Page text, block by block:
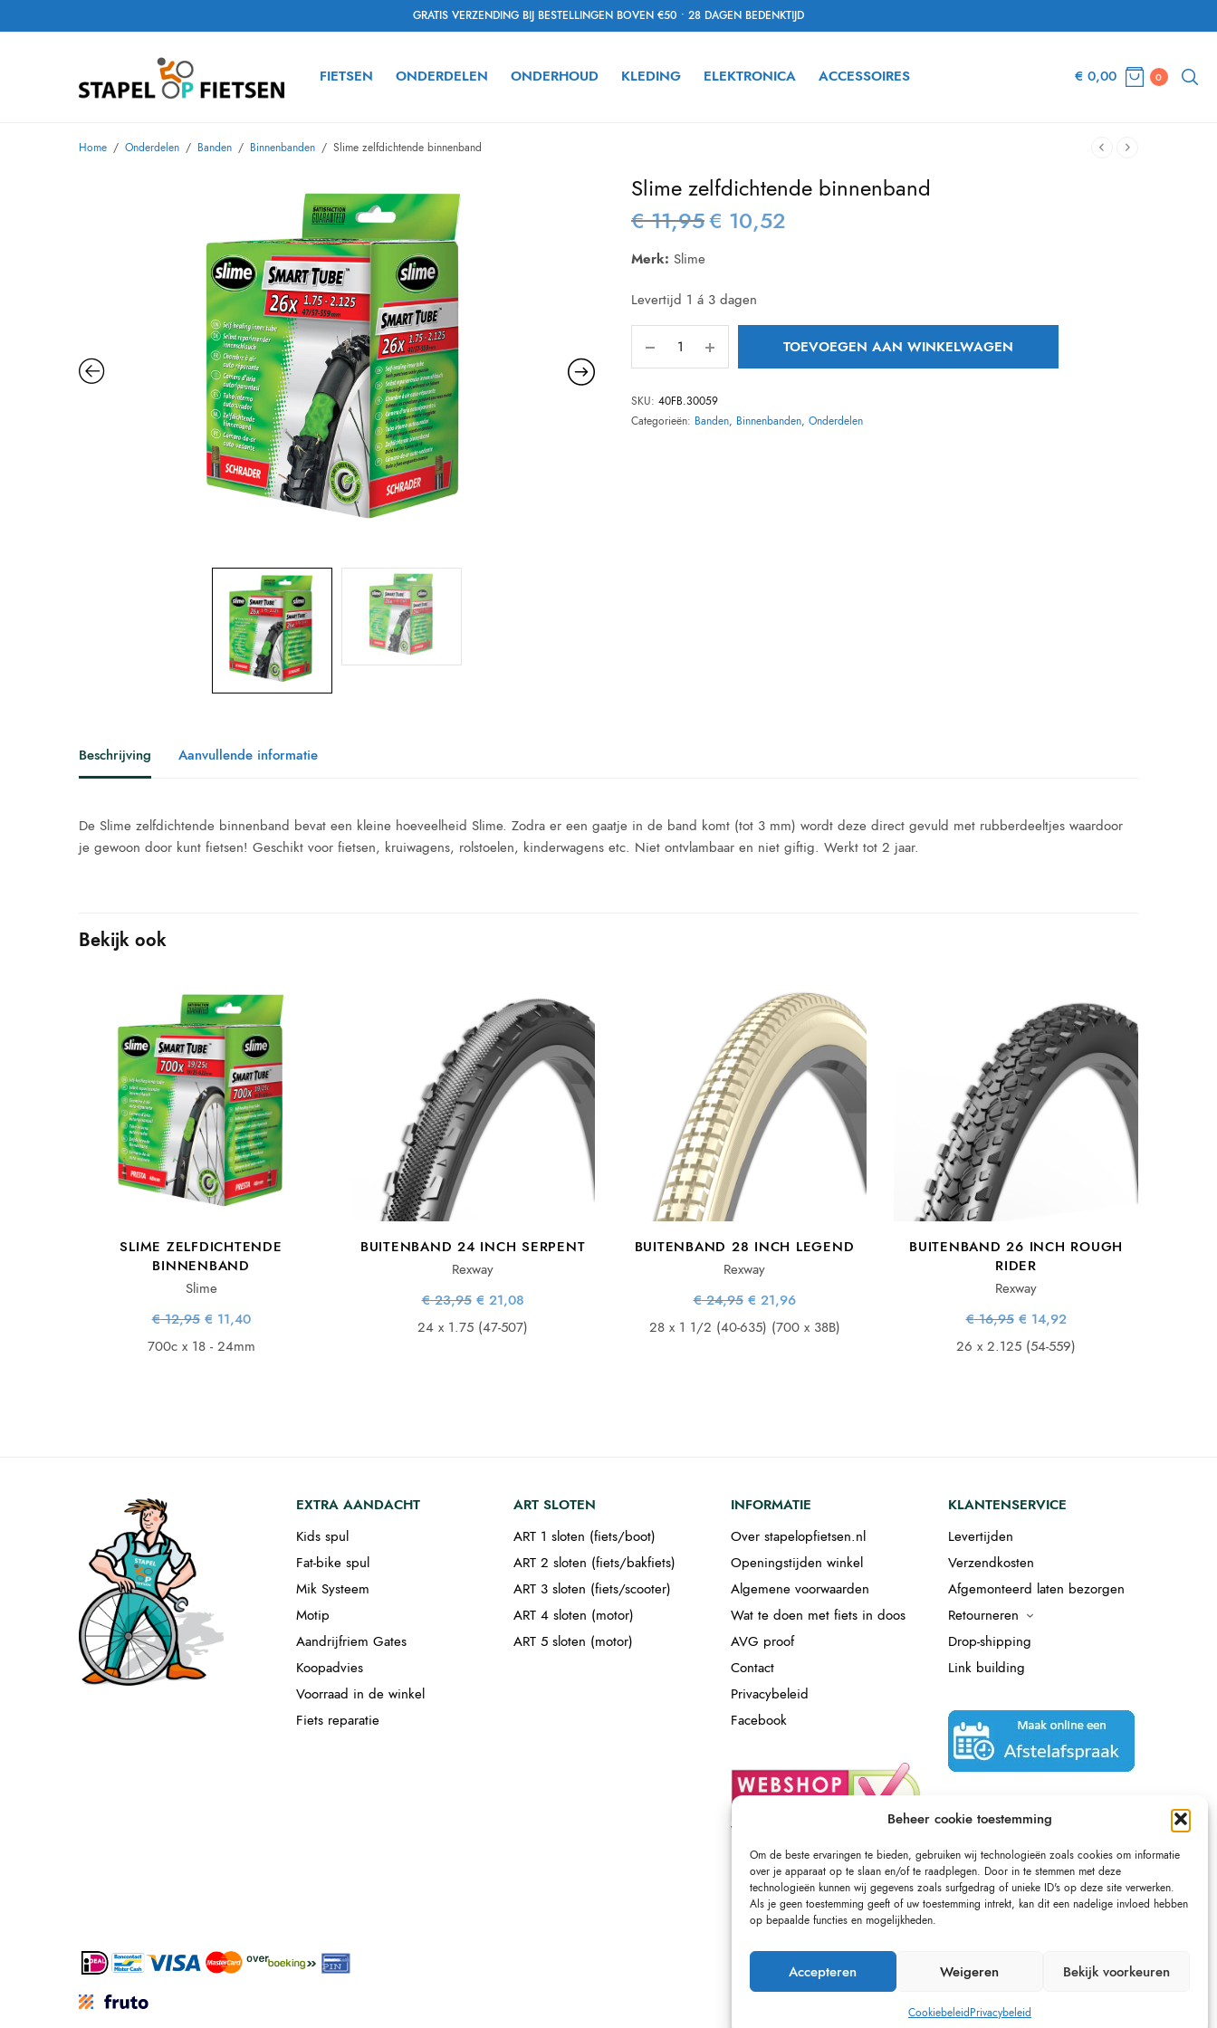
Beheer cookie toestemming
Om de beste ervaringen te bieden, gebruiken wij technologieën zoals cookies om informatie
over je apparaat op te slaan en/of te raadplegen. Door in te stemmen met deze
technologieën kunnen wij gegevens zoals surfgedrag of unieke ID's op deze site verwerken.
Als je geen toestemming geeft of uw toestemming intrekt, kan dit een nadelige invloed hebben
op bepaalde functies en mogelijkheden.
Accepteren Weigeren Bekijk voorkeuren
CookiebeleidPrivacybeleid
GRATIS VERZENDING BIJ BESTELLINGEN BOVEN €50 • 28 DAGEN BEDENKTIJD
FIETSEN ONDERDELEN ONDERHOUD KLEDING ELEKTRONICA ACCESSOIRES € 0,00 0
Home / Onderdelen / Banden / Binnenbanden / Slime zelfdichtende binnenband
Slime zelfdichtende binnenband
€11,95 Oorspronkelijke
€ 10,52
Merk: Slime
Levertijd 1 á 3 dagen
TOEVOEGEN AAN WINKELWAGEN
SKU: 40FB.30059
Categorieën: Banden, Binnenbanden, Onderdelen
Beschrijving Aanvullende informatie
De Slime zelfdichtende binnenband bevat een kleine hoeveelheid Slime. Zodra er een gaatje in de band komt (tot 3 mm) wordt deze direct gevuld met rubberdeeltjes waardoor
je gewoon door kunt fietsen! Geschikt voor fietsen, kruiwagens, rolstoelen, kinderwagens etc. Niet ontvlambaar en niet giftig. Werkt tot 2 jaar.
Bekijk ook
SLIME ZELFDICHTENDE
BINNENBAND
Slime
€12,95 Oorspronkelijke
prijs was:
€ 12,95.
€ 11,40
€ 11,40.
700c x 18 - 24mm
BUITENBAND 24 INCH SERPENT
Rexway
€23,95 Oorspronkelijke
prijs was:
€ 23,95.
€ 21,08
€ 21,08.
24 x 1.75 (47-507)
BUITENBAND 28 INCH LEGEND
Rexway
€24,95 Oorspronkelijke
prijs was:
€ 24,95.
€ 21,96
€ 21,96.
28 x 1 1/2 (40-635) (700 x 38B)
BUITENBAND 26 INCH ROUGH
RIDER
Rexway
€16,95 Oorspronkelijke
prijs was:
€ 16,95.
€ 14,92
€ 14,92.
26 x 2.125 (54-559)
EXTRA AANDACHT
Kids spul
Fat-bike spul
Mik Systeem
Motip
Aandrijfriem Gates
Koopadvies
Voorraad in de winkel
Fiets reparatie
ART SLOTEN
ART 1 sloten (fiets/boot)
ART 2 sloten (fiets/bakfiets)
ART 3 sloten (fiets/scooter)
ART 4 sloten (motor)
ART 5 sloten (motor)
INFORMATIE
Over stapelopfietsen.nl
Openingstijden winkel
Algemene voorwaarden
Wat te doen met fiets in doos
AVG proof
Contact
Privacybeleid
Facebook
KLANTENSERVICE
Levertijden
Verzendkosten
Afgemonteerd laten bezorgen
Retourneren
Drop-shipping
Link building